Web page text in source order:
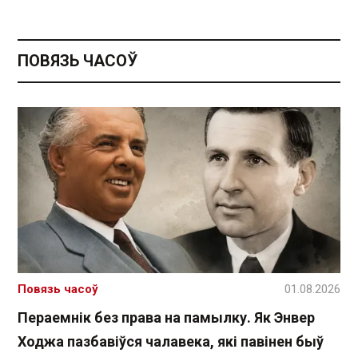
ПОВЯЗЬ ЧАСОЎ
Пераемнік без права на памылку. Як Энвер
Ходжа пазбавіўся чалавека, які павінен быў
Повязь часоў 01.08.2026